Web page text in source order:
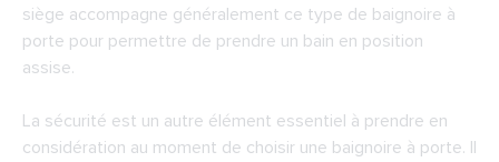
siège accompagne généralement ce type de baignoire à
porte pour permettre de prendre un bain en position
assise.
La sécurité est un autre élément essentiel à prendre en
considération au moment de choisir une baignoire à porte. Il